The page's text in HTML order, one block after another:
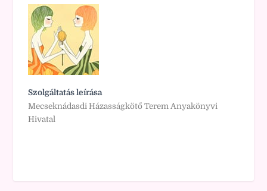
Szolgáltatás leírása
Mecseknádasdi Házasságkötő Terem Anyakönyvi
Hivatal